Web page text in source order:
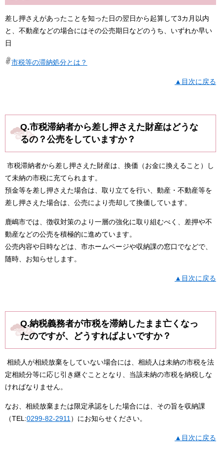
差し押さえがあったことを知った日の翌日から起算して3カ月以内
と、不動産などの場合にはその公売期日などのうち、いずれか早い
日
市税等の滞納処分とは？
▲目次に戻る
Q.市税滞納者から差し押さえた財産はどうな
るの？公売をしていますか？
市税滞納者から差し押さえた財産は、換価（お金に換えること）し
て未納の市税に充てられます。
預金等を差し押さえた場合は、取り立てを行い、動産・不動産等を
差し押さえた場合は、公売により売却して換価しています。
鹿嶋市では、徴収対策のより一層の強化に取り組むべく、差押や不
動産などの公売を積極的に進めています。
公売内容や日時などは、市ホームページや収納課の窓口でなどで、
随時、お知らせします。​
▲目次に戻る
Q.納税義務者が市税を滞納したまま亡くなっ
たのですが、どうすればよいですか？
相続人が相続放棄をしていない場合には、相続人は未納の市税を法
定相続分等に応じ引き継ぐこととなり、当該未納の市税を納税しな
ければなりません。
なお、相続放棄または限定承認をした場合には、その旨を収納課
（TEL:0299-82-2911 ）にお知らせください。​
▲目次に戻る